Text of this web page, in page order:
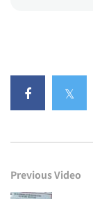
Previous Video